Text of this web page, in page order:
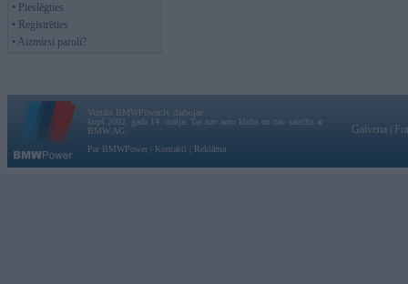
• Pieslēgties
• Reģistrēties
• Aizmirsi paroli?
Vortāls BMWPower.lv darbojas
kopš 2002. gada 14. maija. Tas nav auto klubs un nav saistīts ar
BMW AG.
Par BMWPower
Kontakti Reklāma
Galvena